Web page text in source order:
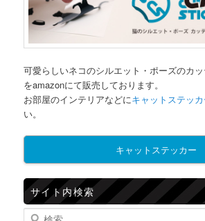
可愛らしいネコのシルエット・ポーズのカ
をamazonにて販売しております。
お部屋のインテリアなどにキャットステッ
い。
キャットステッカー
サイト内検索
検索